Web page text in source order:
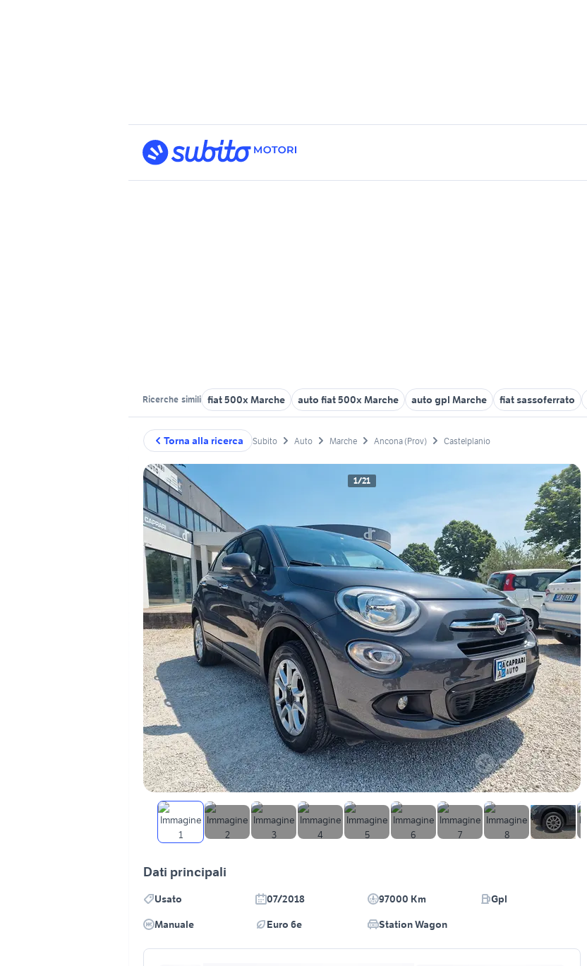
Ricerche simili fiat 500x Marche auto fiat 500x Marche auto gpl Marche fiat sassoferrato
Torna alla ricerca Subito Auto Marche Ancona (Prov) Castelplanio
1/21
Dati principali
Usato 07/2018 97000 Km
Gpl
Manuale
Euro 6e Station Wagon